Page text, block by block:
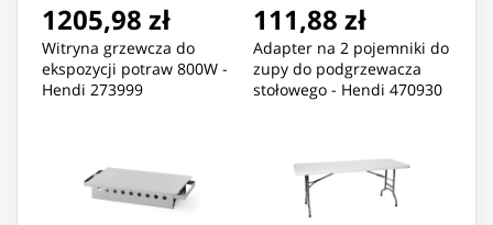
1205,98 zł
Witryna grzewcza do
ekspozycji potraw 800W -
Hendi 273999
111,88 zł
Adapter na 2 pojemniki do
zupy do podgrzewacza
stołowego - Hendi 470930